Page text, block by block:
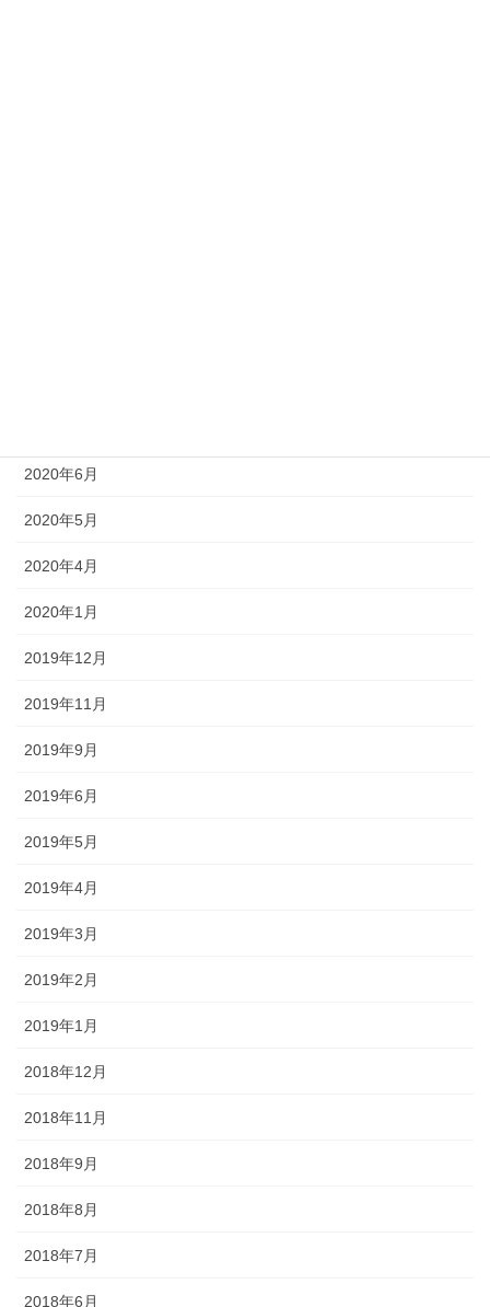
2020年6月
2020年5月
2020年4月
2020年1月
2019年12月
2019年11月
2019年9月
2019年6月
2019年5月
2019年4月
2019年3月
2019年2月
2019年1月
2018年12月
2018年11月
2018年9月
2018年8月
2018年7月
2018年6月